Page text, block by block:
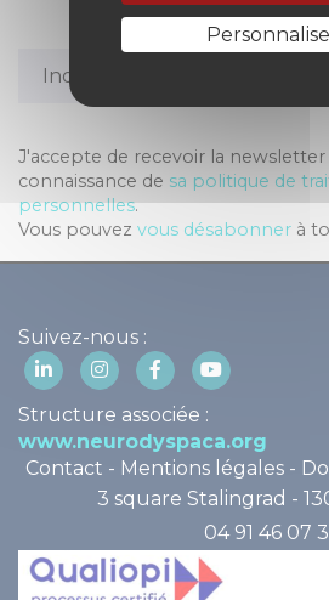
J'accepte de recevoir la
connaissance de sa politique de
personnelles.
Vous pouvez vous désabonner à
Suivez-nous :
Structure associée :
www.neurodyspaca.org
Contact - Mentions légales-
3 square Stalingrad -
04 91 46 07